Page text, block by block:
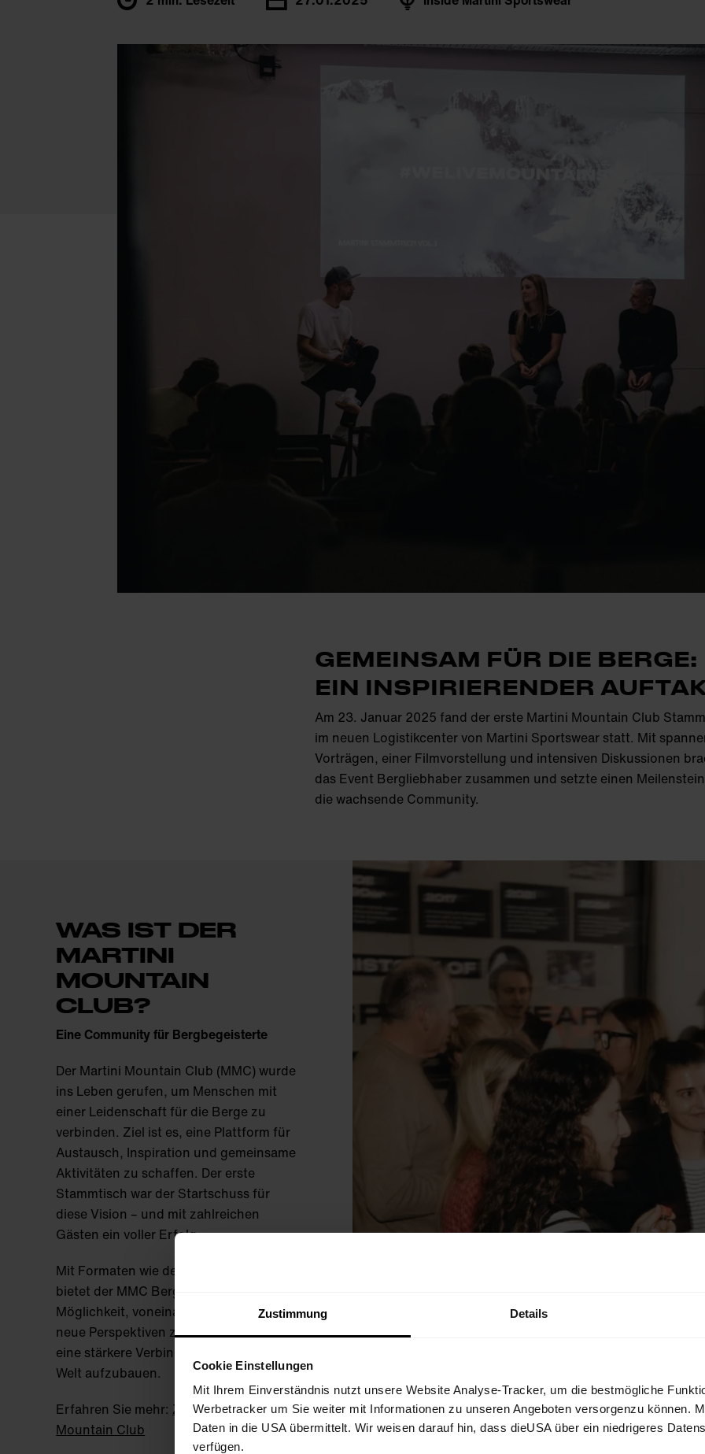
Zustimmung Details
Cookie Einstellungen
Mit Ihrem Einverständnis nutzt unsere Website Analyse-Tracker, um die bestmögliche
Werbetracker um Sie weiter mit Informationen zu unseren Angeboten versorgenzu können.
Daten in die USA übermittelt. Wir weisen darauf hin, dass dieUSA über ein niedrigeres
verfügen.
GEMEINSAM FÜR DIE BERGE:
EIN INSPIRIERENDER
Am 23. Januar 2025 fand der erste Martini Mountain Club
im neuen Logistikcenter von Martini Sportswear statt. Mit
Vorträgen, einer Filmvorstellung und intensiven Diskussionen
das Event Bergliebhaber zusammen und setzte einen
die wachsende Community.
WAS IST DER
MARTINI
MOUNTAIN
CLUB?
Eine Community für Bergbegeisterte
Der Martini Mountain Club (MMC) wurde
ins Leben gerufen, um Menschen mit
einer Leidenschaft für die Berge zu
verbinden. Ziel ist es, eine Plattform für
Austausch, Inspiration und gemeinsame
Aktivitäten zu schaffen. Der erste
Stammtisch war der Startschuss für
diese Vision – und mit zahlreichen
Gästen ein voller Erfolg.
Mit Formaten wie dem Stammtisch
bietet der MMC Bergfreunden die
Möglichkeit, voneinander zu lernen,
neue Perspektiven zu entdecken und
eine stärkere Verbindung zur Outdoor-
Welt aufzubauen.
Erfahren Sie mehr: Zum Martini
Mountain Club